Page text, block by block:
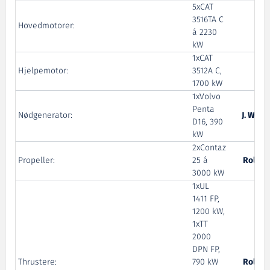
Hovedmotorer:
5xCAT
3516TA C
á 2230
kW
Hjelpemotor:
1xCAT
3512A C,
1700 kW
Nødgenerator:
1xVolvo
Penta
D16, 390
kW
J.
Propeller:
2xContaz
25 á
3000 kW
Rolls-
Thrustere:
1xUL
1411 FP,
1200 kW,
1xTT
2000
DPN FP,
790 kW
Rolls-